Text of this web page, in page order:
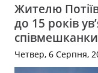
Жителю
до 15 років
співмешканки
Четвер, 6 Серпня,